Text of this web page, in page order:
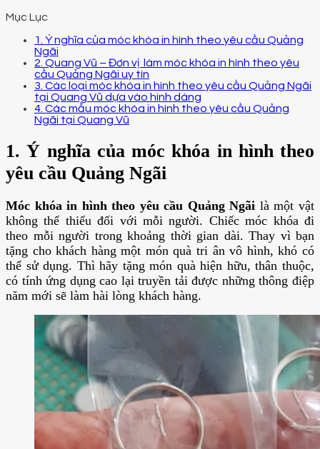
Mục Lục
1. Ý nghĩa của móc khóa in hình theo yêu cầu Quảng
Ngãi
2. Quang Vũ – Đơn vị làm móc khóa in hình theo yêu
cầu Quảng Ngãi uy tín
3. Các loại móc khóa in hình theo yêu cầu Quảng Ngãi
tại Quang Vũ dựa vào hình dáng
4. Các mẫu móc khóa in hình theo yêu cầu Quảng
Ngãi tại Quang Vũ
1. Ý nghĩa của móc khóa in hình theo
yêu cầu Quảng Ngãi
Móc khóa in hình theo yêu cầu Quảng Ngãi là một vật
không thể thiếu đối với mỗi người. Chiếc móc khóa đi
theo mỗi người trong khoảng thời gian dài. Thay vì bạn
tặng cho khách hàng một món quà tri ân vô hình, khó có
thể sử dụng. Thì hãy tặng món quà hiện hữu, thân thuộc,
có tính ứng dụng cao lại truyền tải được những thông điệp
năm mới sẽ làm hài lòng khách hàng.